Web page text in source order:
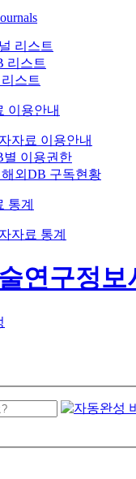
리스트
리스트
스트
이용안내
자료 이용안내
별 이용권한
외DB 구독현황
통계
자료 통계